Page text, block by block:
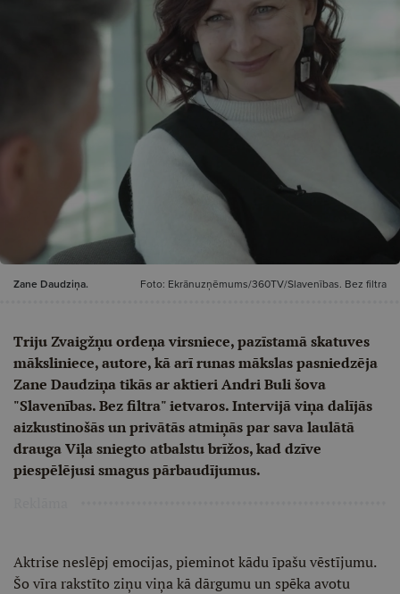
Zane Daudziņa. Foto: Ekrānuzņēmums/360TV/Slavenības. Bez filtra
Triju Zvaigžņu ordeņa virsniece, pazīstamā skatuves
māksliniece, autore, kā arī runas mākslas pasniedzēja
Zane Daudziņa tikās ar aktieri Andri Buli šova
"Slavenības. Bez filtra" ietvaros. Intervijā viņa dalījās
aizkustinošās un privātās atmiņās par sava laulātā
drauga Viļa sniegto atbalstu brīžos, kad dzīve
piespēlējusi smagus pārbaudījumus.
Aktrise neslēpj emocijas, pieminot kādu īpašu vēstījumu.
Šo vīra rakstīto ziņu viņa kā dārgumu un spēka avotu